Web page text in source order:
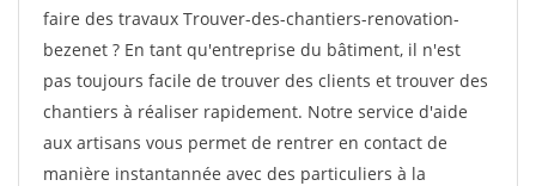
faire des travaux Trouver-des-chantiers-renovation-
bezenet ? En tant qu'entreprise du bâtiment, il n'est
pas toujours facile de trouver des clients et trouver des
chantiers à réaliser rapidement. Notre service d'aide
aux artisans vous permet de rentrer en contact de
manière instantannée avec des particuliers à la